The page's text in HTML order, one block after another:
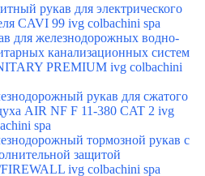
рукав для электрического
CAVI 99 ivg colbachini spa
для железнодорожных водно-
канализационных систем
PREMIUM ivg colbachini
рукав для сжатого
AIR NF F 11-380 CAT 2 ivg
spa
тормозной рукав с
защитой
ivg colbachini spa